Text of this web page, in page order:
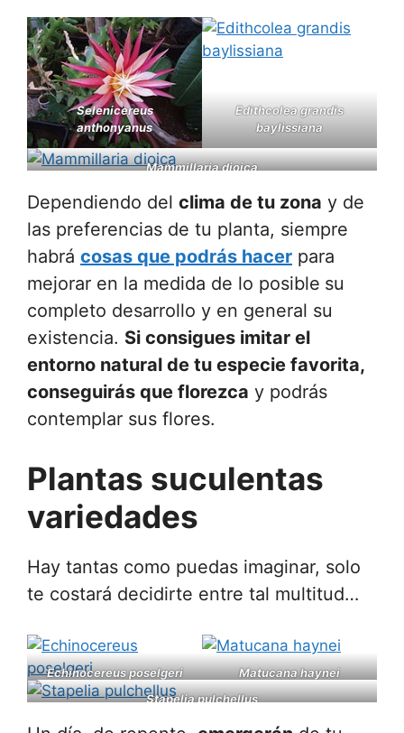
Selenicereus
anthonyanus
Edithcolea grandis
baylissiana
Mammillaria dioica
Dependiendo del clima de tu zona y de
las preferencias de tu planta, siempre
habrá cosas que podrás hacer para
mejorar en la medida de lo posible su
completo desarrollo y en general su
existencia. Si consigues imitar el
entorno natural de tu especie favorita,
conseguirás que florezca y podrás
contemplar sus flores.
Plantas suculentas
variedades
Hay tantas como puedas imaginar, solo
te costará decidirte entre tal multitud…
Echinocereus poselgeri
Matucana haynei
Stapelia pulchellus